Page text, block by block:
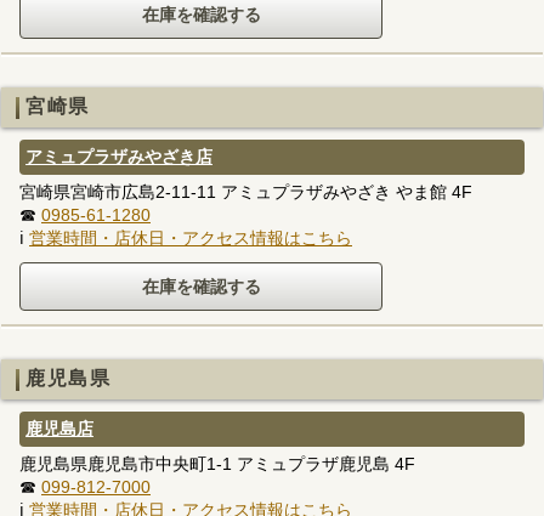
宮崎県
アミュプラザみやざき店
宮崎県宮崎市広島2-11-11 アミュプラザみやざき やま館 4F
☎ 0985-61-1280
ℹ 営業時間・店休日・アクセス情報はこちら
鹿児島県
鹿児島店
鹿児島県鹿児島市中央町1-1 アミュプラザ鹿児島 4F
☎ 099-812-7000
ℹ 営業時間・店休日・アクセス情報はこちら